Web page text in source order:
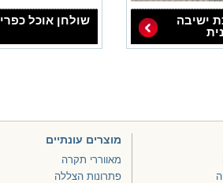
ישיבה
שולחן אוכל כפרי
מוצרים עונתיים
מאווררי תקרה
פתרונות הצללה